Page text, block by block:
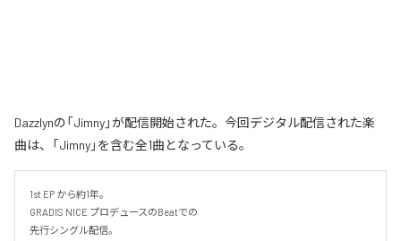
Dazzlynの「Jimny」が配信開始された。今回デジタル配信された楽
曲は、「Jimny」を含む全1曲となっている。
1st EP から約1年。
GRADIS NICE プロデュースのBeatでの
先行シングル配信。